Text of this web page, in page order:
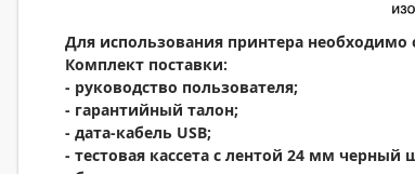
Для использования принтера
Комплект поставки:
- руководство пользователя;
- гарантийный талон;
- дата-кабель USB;
- тестовая кассета с лентой 24 мм